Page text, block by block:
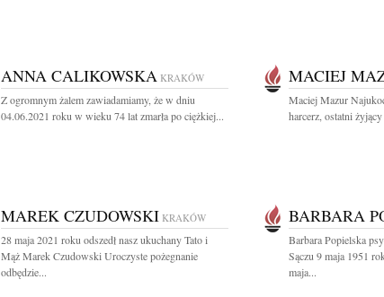
ANNA CALIKOWSKA KRAKÓW
Z ogromnym żalem zawiadamiamy, że w dniu
04.06.2021 roku w wieku 74 lat zmarła po ciężkiej...
MACIEJ
Maciej Mazur
harcerz, ostatni
MAREK CZUDOWSKI KRAKÓW
28 maja 2021 roku odszedł nasz ukuchany Tato i
Mąż Marek Czudowski Uroczyste pożegnanie
odbędzie...
BARBARA
Barbara Popielska
Sączu 9 maja 1951
maja...